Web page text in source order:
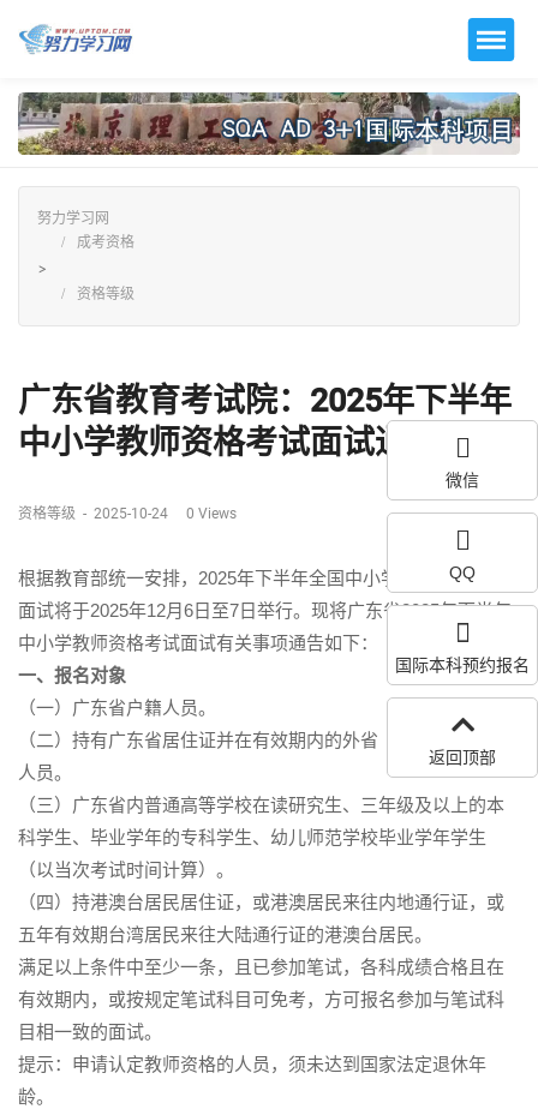
努力学习网
成考资格
>
资格等级
广东省教育考试院：2025年下半年
中小学教师资格考试面试通告...
资格等级 - 2025-10-24 0 Views
根据教育部统一安排，2025年下半年全国中小学教师资格考试
面试将于2025年12月6日至7日举行。现将广东省2025年下半年
中小学教师资格考试面试有关事项通告如下：
一、报名对象
（一）广东省户籍人员。
（二）持有广东省居住证并在有效期内的外省（区、市）户籍
人员。
（三）广东省内普通高等学校在读研究生、三年级及以上的本
科学生、毕业学年的专科学生、幼儿师范学校毕业学年学生
（以当次考试时间计算）。
（四）持港澳台居民居住证，或港澳居民来往内地通行证，或
五年有效期台湾居民来往大陆通行证的港澳台居民。
满足以上条件中至少一条，且已参加笔试，各科成绩合格且在
有效期内，或按规定笔试科目可免考，方可报名参加与笔试科
目相一致的面试。
提示：申请认定教师资格的人员，须未达到国家法定退休年
龄。
微信
QQ
国际本科预约报名
返回顶部